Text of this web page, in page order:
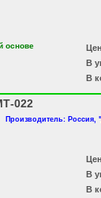
основе
В
В
022
Производитель: Россия,
В
В